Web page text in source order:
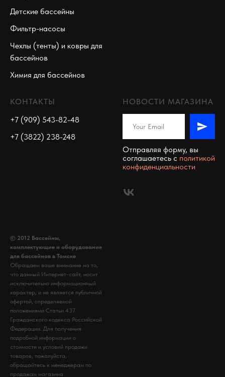
Детские бассейны
Фильтр-насосы
Чехлы (тенты) и ковры для
бассейнов
Химия для бассейнов
КОНТАКТЫ
+7 (909) 543-82-48
+7 (3822) 238-248
НОВОСТИ МАГАЗИНА
Отправляя форму, вы
соглашаетесь c политикой
конфиденциальности
© 2012 Бассейны,
комплектующие и оборудование
для бассейнов в Томске
Обращаем ваше внимание на то,
что данный Интернет-сайт, носит
исключительно информационный
характер, и не является публичной
офертой, определяемой
положениями Статьи 437
Гражданского кодекса Российской
Федерации. Для получения
подробной информации о
стоимости и условий продажи
товаров, пожалуйста,
обращайтесь к менеджерам по
продажам магазина